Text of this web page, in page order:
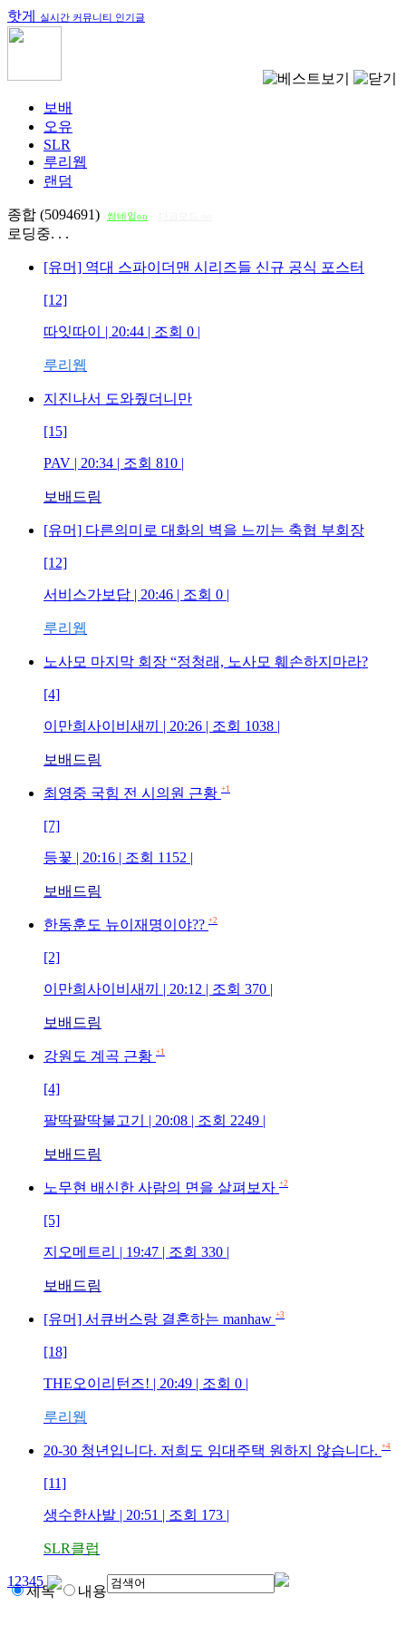
핫게 실시간 커뮤니티 인기글
보배
오유
SLR
루리웹
랜덤
종합 (5094691) 썸네일on
로딩중. . .
[유머] 역대 스파이더맨 시리즈들 신규 공식 포스터
[12]
따잇따이 | 20:44 | 조회 0 |
루리웹
지진나서 도와줬더니만
[15]
PAV | 20:34 | 조회 810 |
보배드림
[유머] 다른의미로 대화의 벽을 느끼는 축협 부회장
[12]
서비스가보답 | 20:46 | 조회 0 |
루리웹
노사모 마지막 회장 “정청래, 노사모 훼손하지마라?
[4]
이만희사이비새끼 | 20:26 | 조회 1038 |
보배드림
최영중 국힘 전 시의원 근황 +1
[7]
등꽃 | 20:16 | 조회 1152 |
보배드림
한동훈도 뉴이재명이야?? +2
[2]
이만희사이비새끼 | 20:12 | 조회 370 |
보배드림
강원도 계곡 근황 +1
[4]
팔딱팔딱불고기 | 20:08 | 조회 2249 |
보배드림
노무현 배신한 사람의 면을 살펴보자 +2
[5]
지오메트리 | 19:47 | 조회 330 |
보배드림
[유머] 서큐버스랑 결혼하는 manhaw +3
[18]
THE오이리턴즈! | 20:49 | 조회 0 |
루리웹
20-30 청년입니다. 저희도 임대주택 원하지 않습니다. +4
[11]
생수한사발 | 20:51 | 조회 173 |
SLR클럽
12345
제목 내용